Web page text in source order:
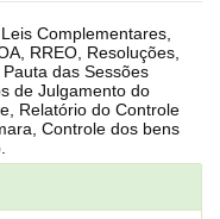
Resoluções,
das Sessões
de Julgamento do